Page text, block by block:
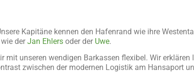
Kapitäne kennen den Hafenrand wie ihre
der Jan Ehlers oder der Uwe.
unseren wendigen Barkassen flexibel. Wir erklären
zwischen der modernen Logistik am Hansaport